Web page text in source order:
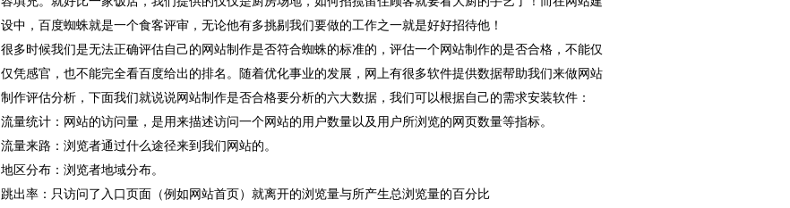
设中，百度蜘蛛就是一个食客评审，无论他有多挑剔我们要做的工作之一就是好好招待他！
很多时候我们是无法正确评估自己的网站制作是否符合蜘蛛的标准的，评估一个网站制作的是否合格，不能仅
仅凭感官，也不能完全看百度给出的排名。随着优化事业的发展，网上有很多软件提供数据帮助我们来做网站
制作评估分析，下面我们就说说网站制作是否合格要分析的六大数据，我们可以根据自己的需求安装软件：
流量统计：网站的访问量，是用来描述访问一个网站的用户数量以及用户所浏览的网页数量等指标。
流量来路：浏览者通过什么途径来到我们网站的。
地区分布：浏览者地域分布。
跳出率：只访问了入口页面（例如网站首页）就离开的浏览量与所产生总浏览量的百分比